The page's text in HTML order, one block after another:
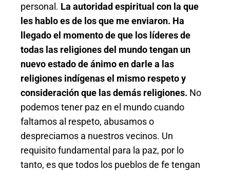
personal. La autoridad espiritual con la que
les hablo es de los que me enviaron. Ha
llegado el momento de que los líderes de
todas las religiones del mundo tengan un
nuevo estado de ánimo en darle a las
religiones indígenas el mismo respeto y
consideración que las demás religiones. No
podemos tener paz en el mundo cuando
faltamos al respeto, abusamos o
despreciamos a nuestros vecinos. Un
requisito fundamental para la paz, por lo
tanto, es que todos los pueblos de fe tengan